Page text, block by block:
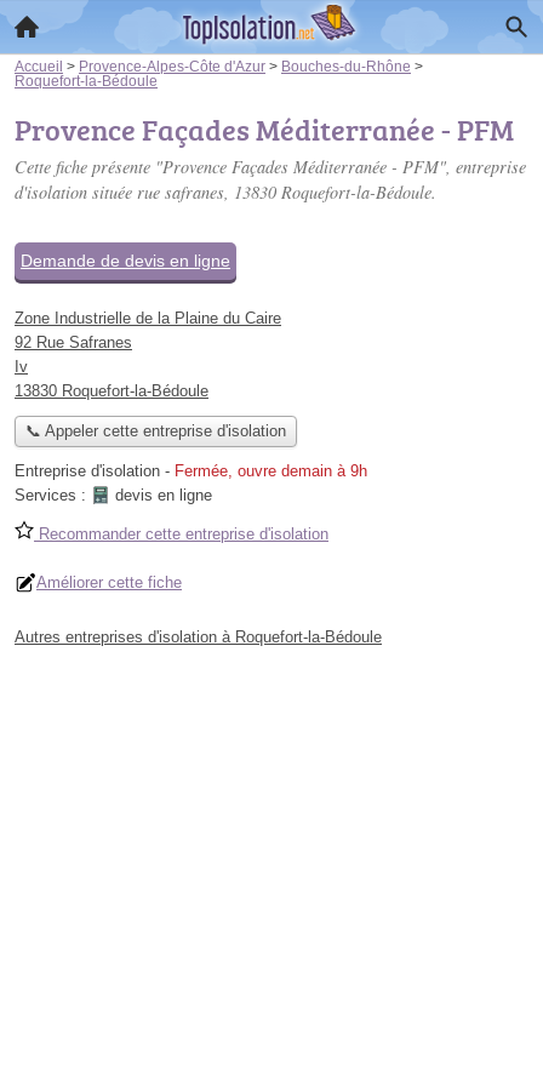
Accueil > Provence-Alpes-Côte d'Azur > Bouches-du-Rhône >
Roquefort-la-Bédoule
Provence Façades Méditerranée - PFM
Cette fiche présente "Provence Façades Méditerranée - PFM", entreprise
d'isolation située rue safranes, 13830 Roquefort-la-Bédoule.
Demande de devis en ligne
Zone Industrielle de la Plaine du Caire
92 Rue Safranes
Iv
13830 Roquefort-la-Bédoule
📞 Appeler cette entreprise d'isolation
Entreprise d'isolation - Fermée, ouvre demain à 9h
Services :
devis en ligne
Recommander cette entreprise d'isolation
Améliorer cette fiche
Autres entreprises d'isolation à Roquefort-la-Bédoule